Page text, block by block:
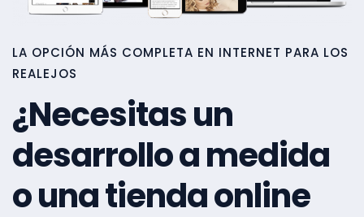
LA OPCIÓN MÁS COMPLETA EN INTERNET PARA LOS
REALEJOS
¿Necesitas un
desarrollo a medida
o una tienda online